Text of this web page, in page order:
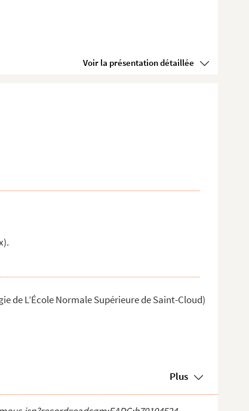
Voir la présentation détaillée
de L’École Normale Supérieure de Saint-Cloud)
Plus